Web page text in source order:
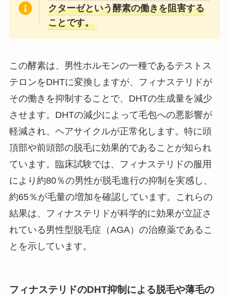
クターゼという酵素の働きを阻害する
ことです。
この酵素は、男性ホルモンの一種であるテストス
テロンをDHTに変換しますが、フィナステリドが
その働きを抑制することで、DHTの生成量を減少
させます。DHTの減少によって毛包への悪影響が
軽減され、ヘアサイクルが正常化します。特に頭
頂部や前頭部の脱毛に効果的であることが知られ
ています。臨床試験では、フィナステリドの服用
により約80％の男性が脱毛進行の抑制を実感し、
約65％が毛量の増加を確認しています。これらの
結果は、フィナステリドが科学的に効果が立証さ
れている男性型脱毛症（AGA）の治療薬であるこ
とを示しています。
フィナステリドのDHT抑制による脱毛や薄毛の